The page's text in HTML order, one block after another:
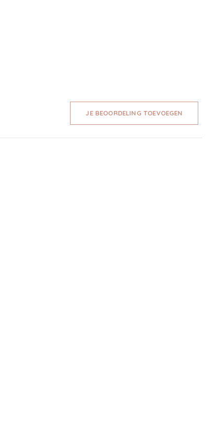
JE BEOORDELING TOEVOEGEN